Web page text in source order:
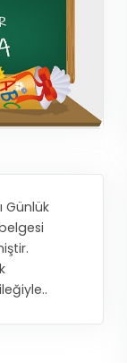
Günlük